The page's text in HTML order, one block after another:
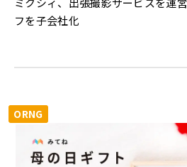
フを子会社化
ORNG